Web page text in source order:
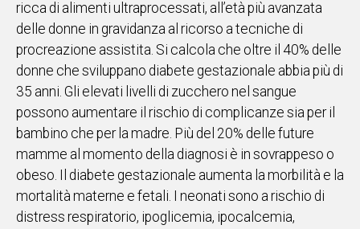
Social
ricca di alimenti ultraprocessati, all’età più avanzata
delle donne in gravidanza al ricorso a tecniche di
procreazione assistita. Si calcola che oltre il 40% delle
donne che sviluppano diabete gestazionale abbia più di
35 anni. Gli elevati livelli di zucchero nel sangue
possono aumentare il rischio di complicanze sia per il
bambino che per la madre. Più del 20% delle future
mamme al momento della diagnosi è in sovrappeso o
obeso. Il diabete gestazionale aumenta la morbilità e la
mortalità materne e fetali. I neonati sono a rischio di
distress respiratorio, ipoglicemia, ipocalcemia,